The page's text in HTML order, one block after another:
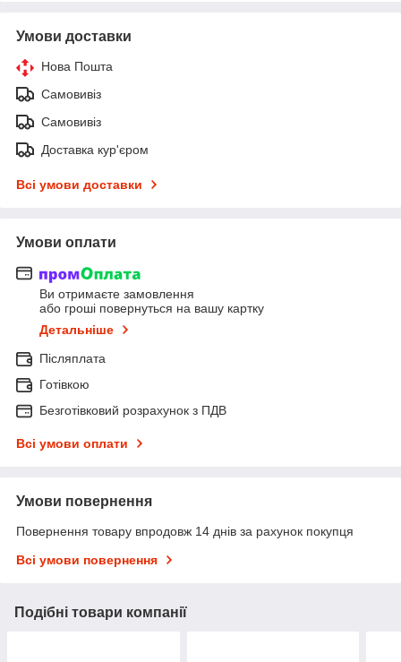
Умови доставки
Нова Пошта
Самовивіз
Самовивіз
Доставка кур'єром
Всі умови доставки
Умови оплати
Ви отримаєте замовлення
або гроші повернуться на вашу картку
Детальніше
Післяплата
Готівкою
Безготівковий розрахунок з ПДВ
Всі умови оплати
Умови повернення
Повернення товару впродовж 14 днів за рахунок покупця
Всі умови повернення
Подібні товари компанії